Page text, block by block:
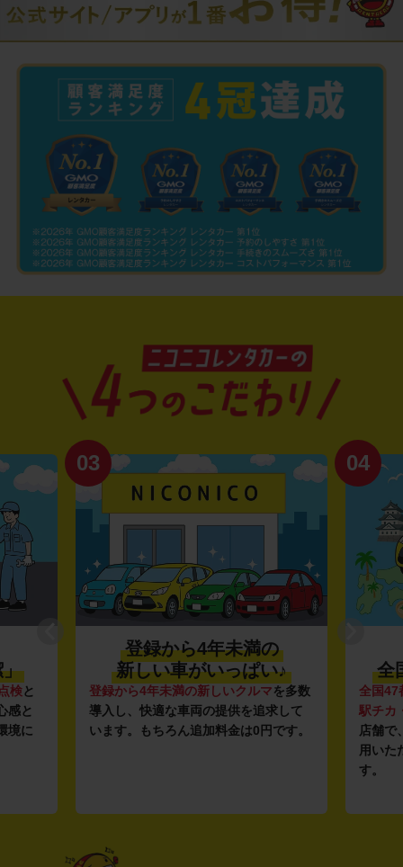
」
検と
感と
境に
03
登録から4年未満の
新しい車がいっぱい♪
登録から4年未満の新しいクルマを多数
導入し、快適な車両の提供を追求して
います。もちろん追加料金は0円です。
04
全
全国47
駅チカ
店舗で
用いた
す。